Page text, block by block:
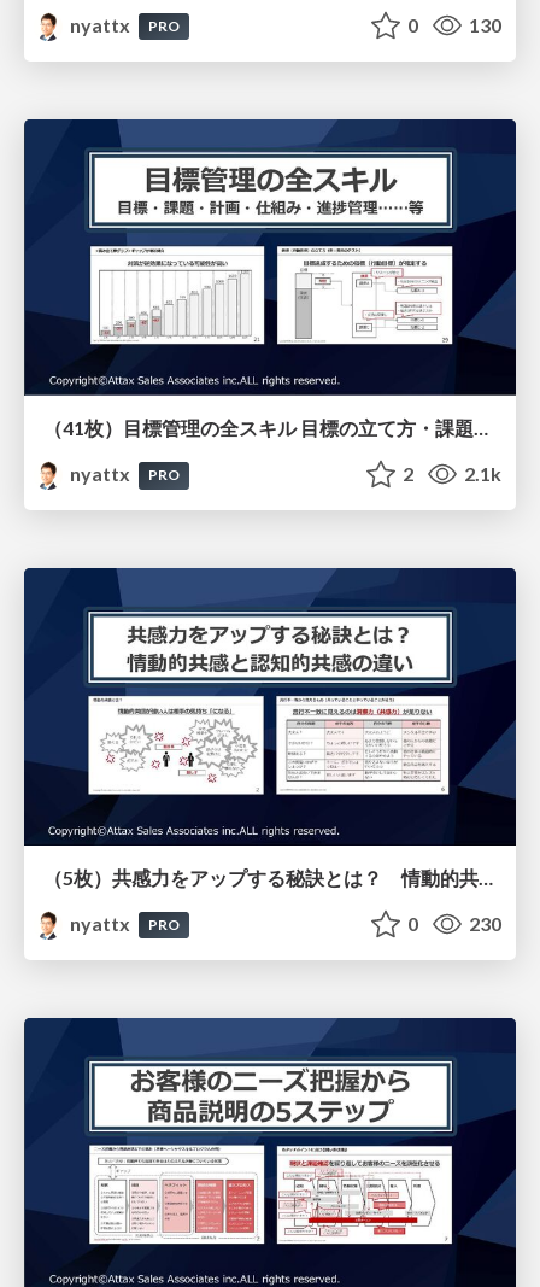
nyattx
PRO 0 130
（41枚）目標管理の全スキル 目標の立て方・課題の設定の仕方・計画の立て方・仕組みの作り方・進捗管理のやり方等すべてを解説
nyattx
PRO 2 2.1k
（5枚）共感力をアップする秘訣とは？ 情動的共感と認知的共感の違いについて
nyattx
PRO 0 230